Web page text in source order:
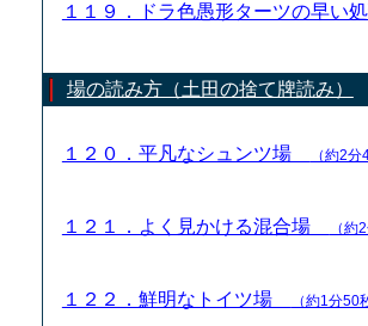
１１９．ドラ色愚形ターツの早い
場の読み方（土田の捨て牌読み）
１２０．平凡なシュンツ場 （約2分
１２１．よく見かける混合場 （約
１２２．鮮明なトイツ場 （約1分50